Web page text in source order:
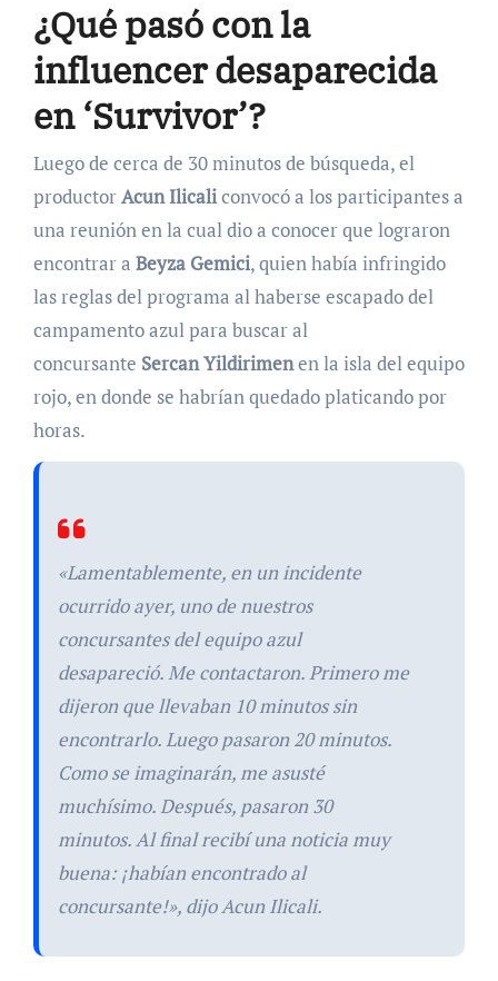
¿Qué pasó con la
influencer desaparecida
en ‘Survivor’?
Luego de cerca de 30 minutos de búsqueda, el
productorAcun Ilicaliconvocó a los participantes a
una reunión en la cual dio a conocer que lograron
encontrar a Beyza Gemici, quien había infringido
las reglas del programa al haberse escapado del
campamento azul para buscar al
concursante SercanYildirimenen la isla del equipo
rojo, en donde se habrían quedado platicando por
horas.
«Lamentablemente, en un incidente
ocurrido ayer, uno de nuestros
concursantes del equipo azul
desapareció. Me contactaron. Primero me
dijeron que llevaban 10 minutos sin
encontrarlo. Luego pasaron 20 minutos.
Como se imaginarán, me asusté
muchísimo. Después, pasaron 30
minutos. Al final recibí una noticia muy
buena: ¡habían encontrado al
concursante!», dijo Acun Ilicali.